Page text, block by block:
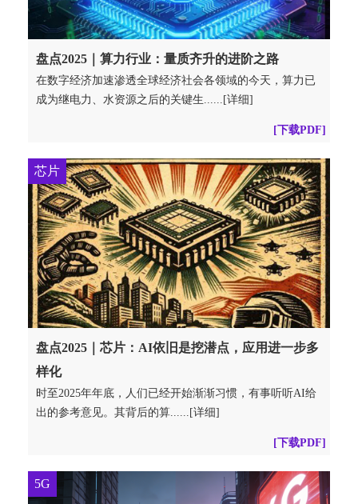
盘点2025｜算力行业：量质齐升的进阶之路
在数字经济加速渗透全球经济社会各领域的今天，算力已
成为继电力、水资源之后的关键生......[详细]
[下载PDF]
芯片
盘点2025｜芯片：AI依旧是挖潜点，应用进一步多
样化
时至2025年年底，人们已经开始渐渐习惯，有事听听AI给
出的参考意见。其背后的算......[详细]
[下载PDF]
5G